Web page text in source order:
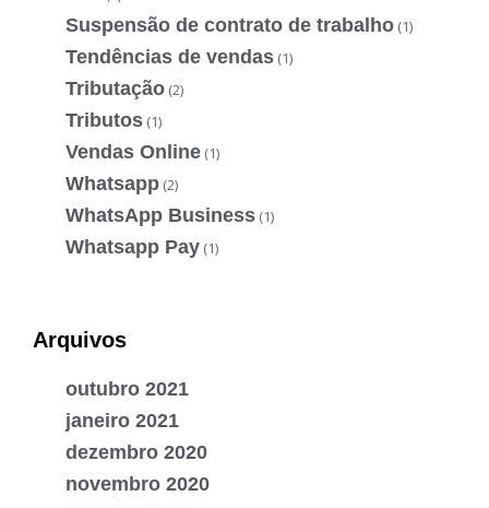
Suspensão de contrato de trabalho (1)
Tendências de vendas (1)
Tributação (2)
Tributos (1)
Vendas Online (1)
Whatsapp (2)
WhatsApp Business (1)
Whatsapp Pay (1)
Arquivos
outubro 2021
janeiro 2021
dezembro 2020
novembro 2020